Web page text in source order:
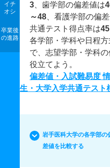
イチ
オシ
卒業後
の進路
3 、歯学部の偏差値は
～48 、看護学部の偏
共通テスト得点率は
各学部・学科や日程
で、志望学部・学科
役立てよう。
偏差値・入試難易度
生・大学入学共通テスト
岩手医科大学の各学部の
差値を比較する